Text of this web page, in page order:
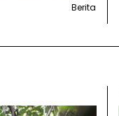
Berita